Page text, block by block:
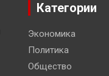
Категории
Экономика
Политика
Общество